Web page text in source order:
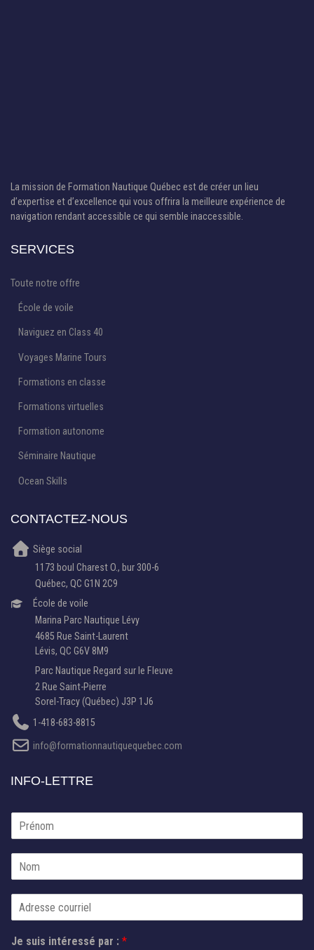
La mission de Formation Nautique Québec est de créer un lieu
d’expertise et d’excellence qui vous offrira la meilleure expérience de
navigation rendant accessible ce qui semble inaccessible.
SERVICES
Toute notre offre
École de voile
Naviguez en Class 40
Voyages Marine Tours
Formations en classe
Formations virtuelles
Formation autonome
Séminaire Nautique
Ocean Skills
CONTACTEZ-NOUS
Siège social
1173 boul Charest O., bur 300-6
Québec, QC G1N 2C9
École de voile
Marina Parc Nautique Lévy
4685 Rue Saint-Laurent
Lévis, QC G6V 8M9
Parc Nautique Regard sur le Fleuve
2 Rue Saint-Pierre
Sorel-Tracy (Québec) J3P 1J6
1-418-683-8815
info@formationnautiquequebec.com
INFO-LETTRE
s
i
s
a
r
r
é
rJe suis intéressé par : *